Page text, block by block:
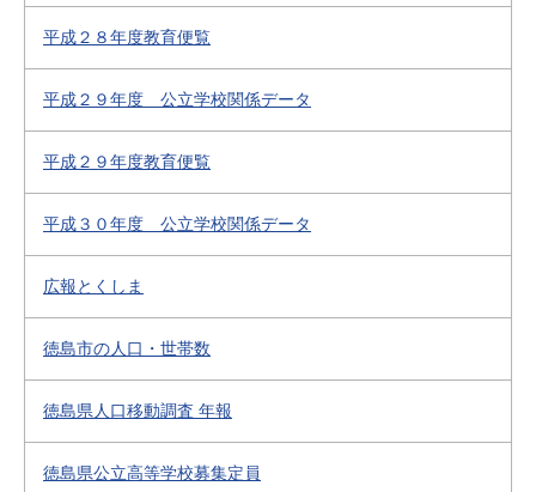
平成２８年度教育便覧
平成２９年度 公立学校関係データ
平成２９年度教育便覧
平成３０年度 公立学校関係データ
広報とくしま
徳島市の人口・世帯数
徳島県人口移動調査 年報
徳島県公立高等学校募集定員